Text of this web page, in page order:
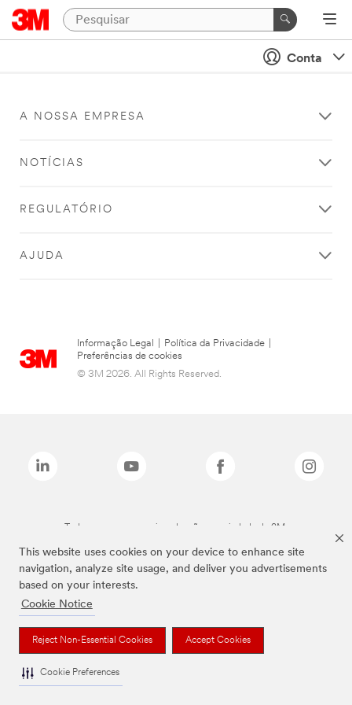
This website uses cookies on your device to enhance site
navigation, analyze site usage, and deliver you advertisements
based on your interests.
Cookie Notice
Reject Non-Essential Cookies Accept Cookies
Cookie Preferences
Conta
A NOSSA EMPRESA
NOTÍCIAS
REGULATÓRIO
AJUDA
Informação Legal Política da Privacidade
Preferências de cookies
© 3M 2026. All Rights Reserved.
Todas as marcas mencionadas são propriedade da 3M.